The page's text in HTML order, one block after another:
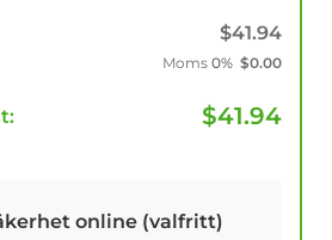
$41.94
Moms 0% $0.00
$41.94
online (valfritt)